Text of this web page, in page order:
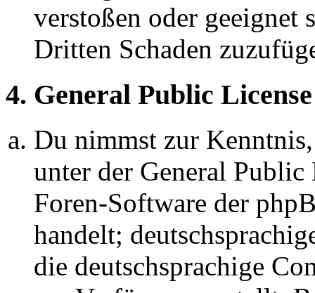
verstoßen oder geeignet
Dritten Schaden
4. General Public License
Du nimmst zur
unter der General
Foren-Software der
handelt;
die deutschsprachige